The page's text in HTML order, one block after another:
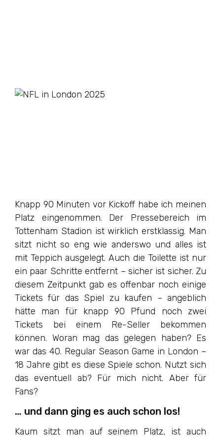
Knapp 90 Minuten vor Kickoff habe ich meinen
Platz eingenommen. Der Pressebereich im
Tottenham Stadion ist wirklich erstklassig. Man
sitzt nicht so eng wie anderswo und alles ist
mit Teppich ausgelegt. Auch die Toilette ist nur
ein paar Schritte entfernt – sicher ist sicher. Zu
diesem Zeitpunkt gab es offenbar noch einige
Tickets für das Spiel zu kaufen – angeblich
hätte man für knapp 90 Pfund noch zwei
Tickets bei einem Re-Seller bekommen
können. Woran mag das gelegen haben? Es
war das 40. Regular Season Game in London –
18 Jahre gibt es diese Spiele schon. Nutzt sich
das eventuell ab? Für mich nicht. Aber für
Fans?
… und dann ging es auch schon los!
Kaum sitzt man auf seinem Platz, ist auch